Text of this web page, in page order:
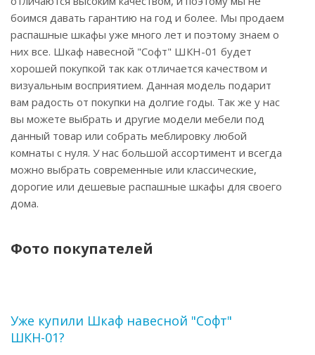
боимся давать гарантию на год и более. Мы продаем
распашные шкафы уже много лет и поэтому знаем о
них все. Шкаф навесной "Софт" ШКН-01 будет
хорошей покупкой так как отличается качеством и
визуальным восприятием. Данная модель подарит
вам радость от покупки на долгие годы. Так же у нас
вы можете выбрать и другие модели мебели под
данный товар или собрать меблировку любой
комнаты с нуля. У нас большой ассортимент и всегда
можно выбрать современные или классические,
дорогие или дешевые распашные шкафы для своего
дома.
Фото покупателей
Уже купили Шкаф навесной "Софт"
ШКН-01?